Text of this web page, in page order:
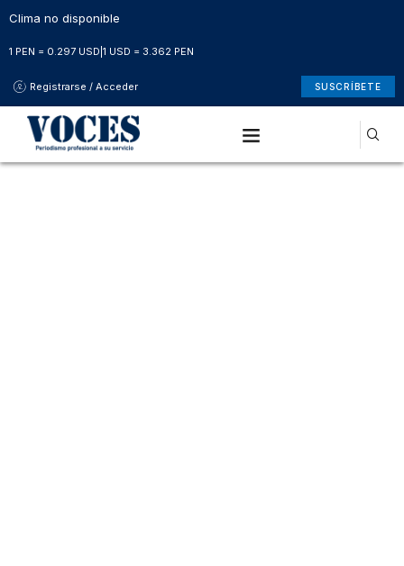
Clima no disponible
1 PEN = 0.297 USD 1 USD = 3.362 PEN
Registrarse / Acceder SUSCRÍBETE